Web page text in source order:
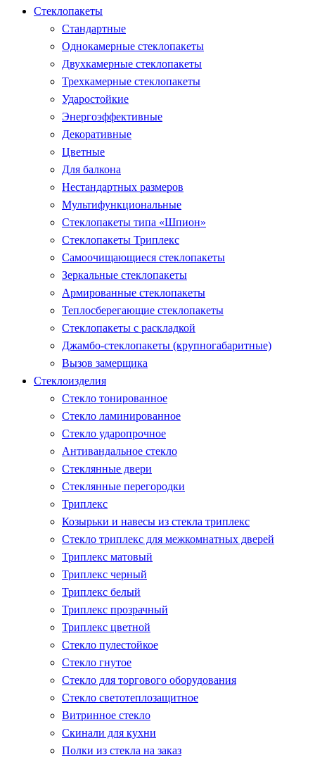
Стеклопакеты
Стандартные
Однокамерные стеклопакеты
Двухкамерные стеклопакеты
Трехкамерные стеклопакеты
Ударостойкие
Энергоэффективные
Декоративные
Цветные
Для балкона
Нестандартных размеров
Мультифункциональные
Стеклопакеты типа «Шпион»
Стеклопакеты Триплекс
Самоочищающиеся стеклопакеты
Зеркальные стеклопакеты
Армированные стеклопакеты
Теплосберегающие стеклопакеты
Стеклопакеты с раскладкой
Джамбо-стеклопакеты (крупногабаритные)
Вызов замерщика
Стеклоизделия
Стекло тонированное
Стекло ламинированное
Стекло ударопрочное
Антивандальное стекло
Стеклянные двери
Стеклянные перегородки
Триплекс
Козырьки и навесы из стекла триплекс
Стекло триплекс для межкомнатных дверей
Триплекс матовый
Триплекс черный
Триплекс белый
Триплекс прозрачный
Триплекс цветной
Стекло пулестойкое
Стекло гнутое
Стекло для торгового оборудования
Стекло светотеплозащитное
Витринное стекло
Скинали для кухни
Полки из стекла на заказ